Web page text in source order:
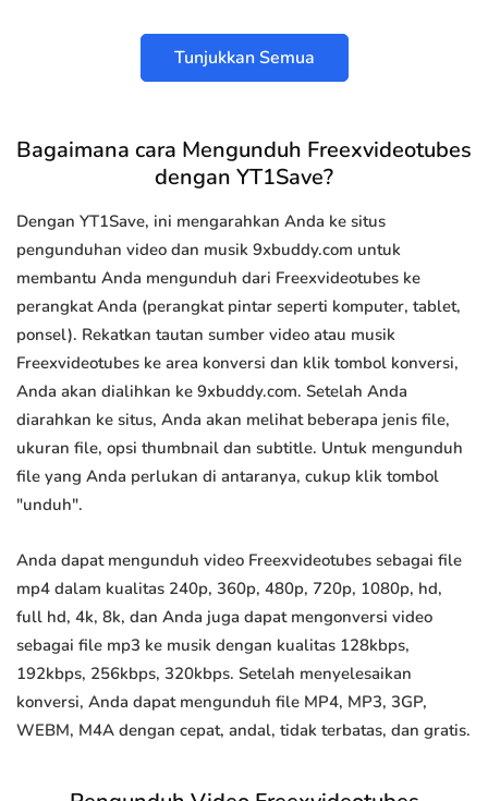
Tunjukkan Semua
Bagaimana cara Mengunduh Freexvideotubes
dengan YT1Save?
Dengan YT1Save, ini mengarahkan Anda ke situs
pengunduhan video dan musik 9xbuddy.com untuk
membantu Anda mengunduh dari Freexvideotubes ke
perangkat Anda (perangkat pintar seperti komputer, tablet,
ponsel). Rekatkan tautan sumber video atau musik
Freexvideotubes ke area konversi dan klik tombol konversi,
Anda akan dialihkan ke 9xbuddy.com. Setelah Anda
diarahkan ke situs, Anda akan melihat beberapa jenis file,
ukuran file, opsi thumbnail dan subtitle. Untuk mengunduh
file yang Anda perlukan di antaranya, cukup klik tombol
"unduh".
Anda dapat mengunduh video Freexvideotubes sebagai file
mp4 dalam kualitas 240p, 360p, 480p, 720p, 1080p, hd,
full hd, 4k, 8k, dan Anda juga dapat mengonversi video
sebagai file mp3 ke musik dengan kualitas 128kbps,
192kbps, 256kbps, 320kbps. Setelah menyelesaikan
konversi, Anda dapat mengunduh file MP4, MP3, 3GP,
WEBM, M4A dengan cepat, andal, tidak terbatas, dan gratis.